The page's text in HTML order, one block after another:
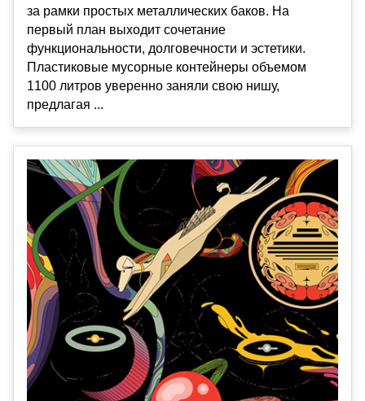
за рамки простых металлических баков. На
первый план выходит сочетание
функциональности, долговечности и эстетики.
Пластиковые мусорные контейнеры объемом
1100 литров уверенно заняли свою нишу,
предлагая ...